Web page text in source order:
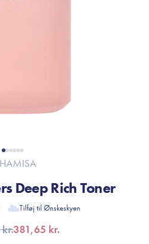
Deep Rich Toner
Tilføj til Ønskeskyen
381,65 kr.